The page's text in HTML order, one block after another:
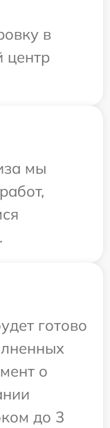
в
центр
мы
готово
о
до 3